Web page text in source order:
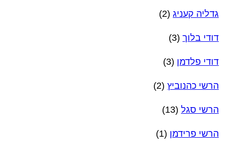
גדליה קעניג (2)
דודי בלוך (3)
דודי פלדמן (3)
הרשי כהנוביץ (2)
הרשי סגל (13)
הרשי פרידמן (1)